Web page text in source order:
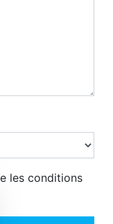
les conditions